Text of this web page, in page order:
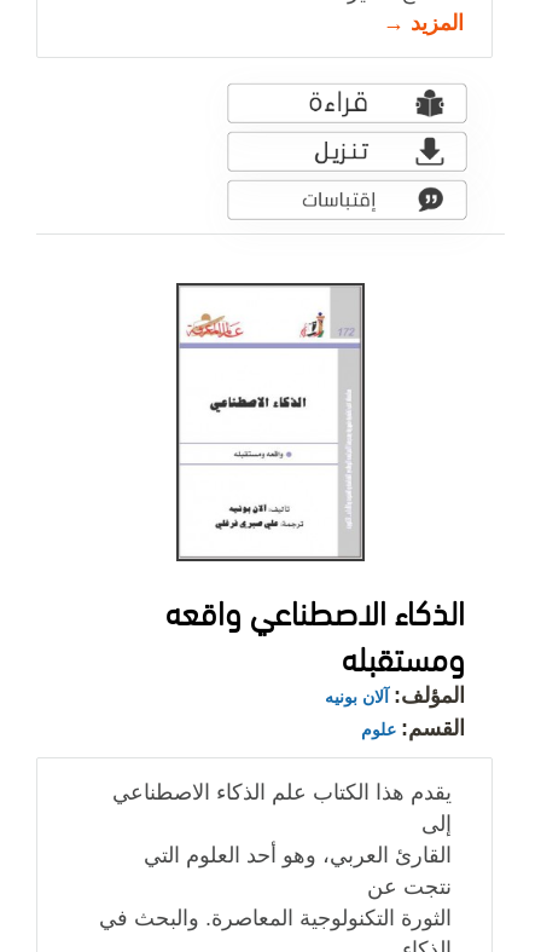
المزيد →
الذكاء الاصطناعي واقعه
ومستقبله
المؤلف: آلان بونيه
القسم: علوم
يقدم هذا الكتاب علم الذكاء الاصطناعي
إلى
القارئ العربي، وهو أحد العلوم التي
نتجت عن
الثورة التكنولوجية المعاصرة. والبحث في